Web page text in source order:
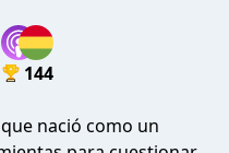
144
nació como un